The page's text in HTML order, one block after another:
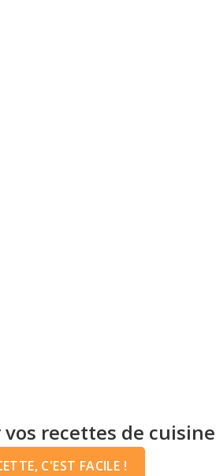
recettes de
C'EST FACILE !